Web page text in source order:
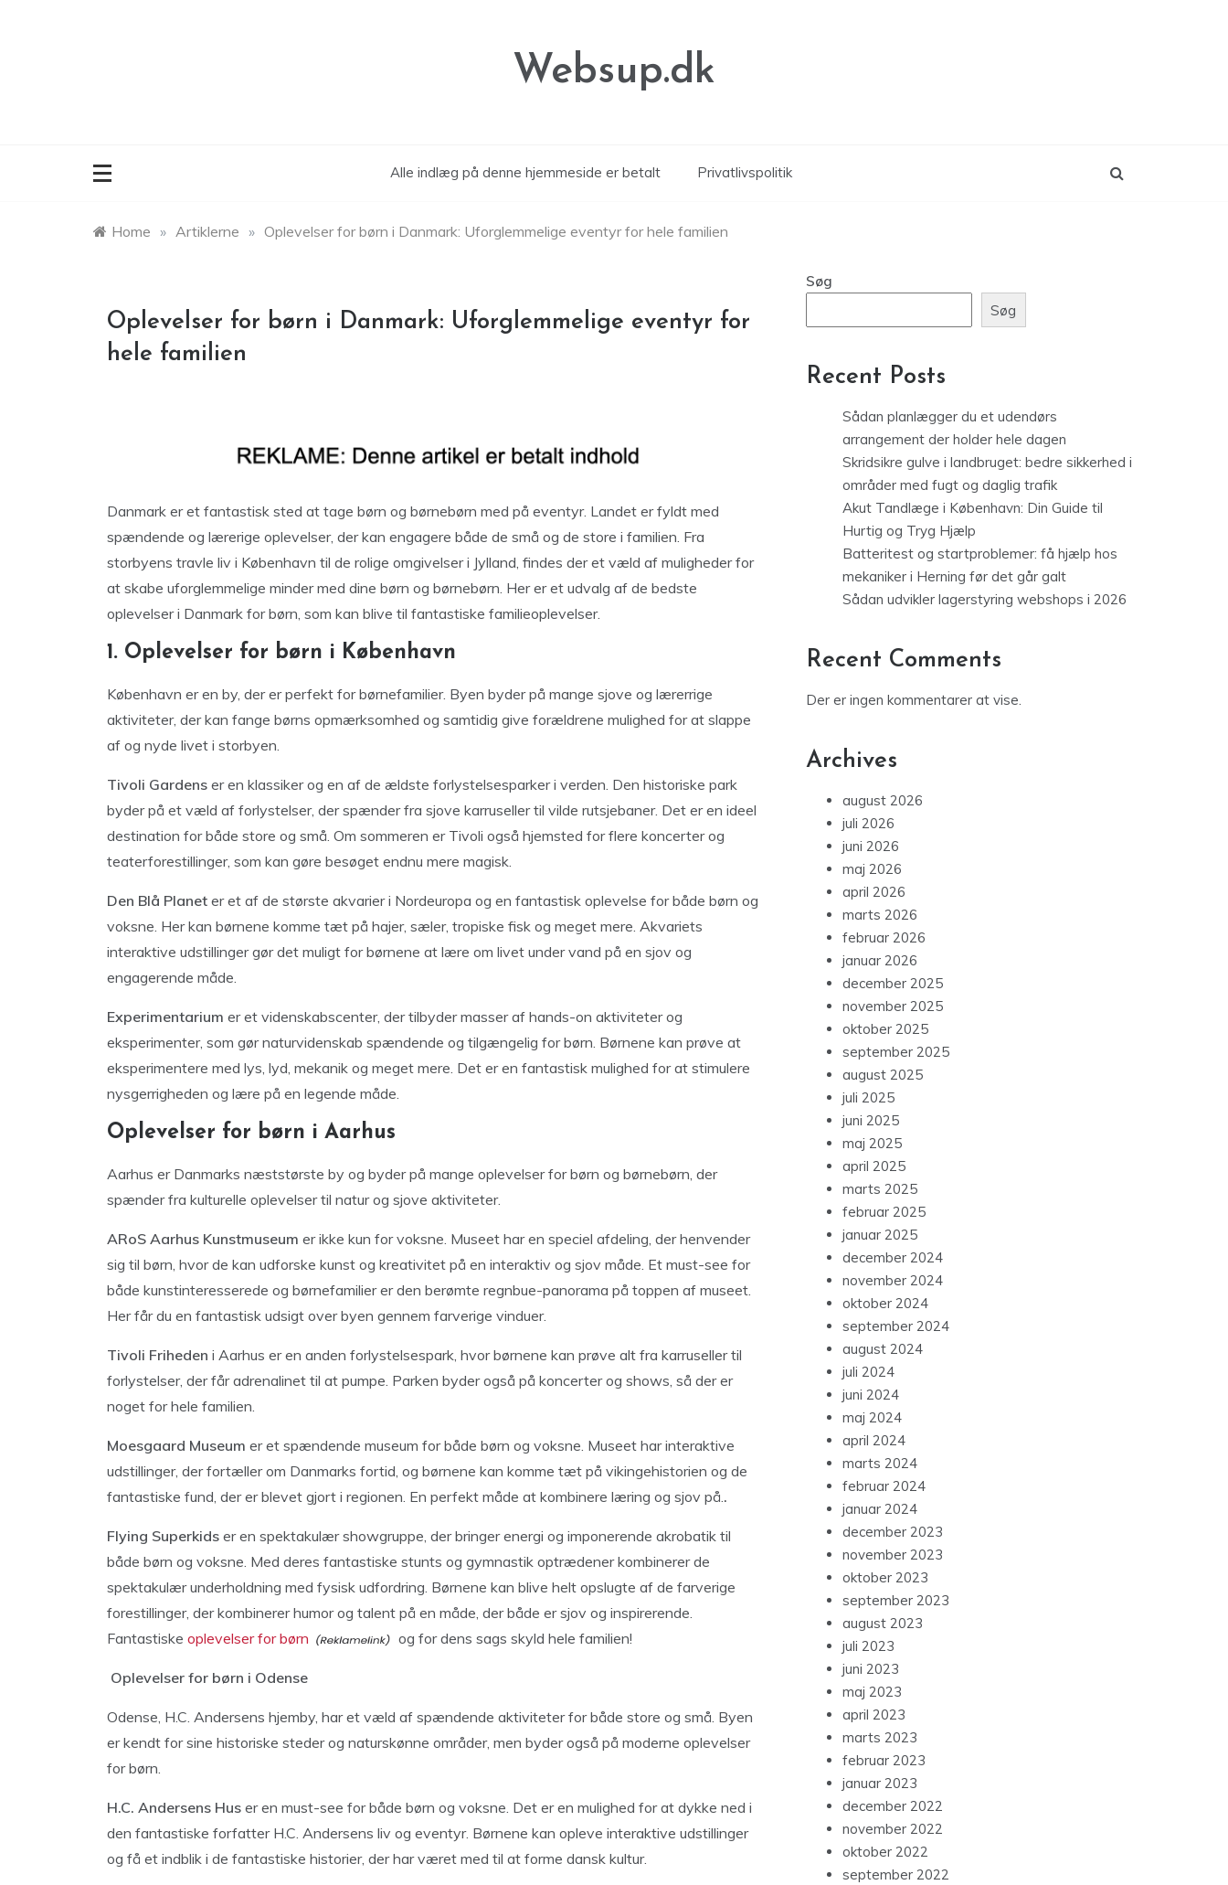
Websup.dk
Alle indlæg på denne hjemmeside er betalt Privatlivspolitik
Home » Artiklerne » Oplevelser for børn i Danmark: Uforglemmelige eventyr for hele familien
Oplevelser for børn i Danmark: Uforglemmelige eventyr for
hele familien
Danmark er et fantastisk sted at tage børn og børnebørn med på eventyr. Landet er fyldt med
spændende og lærerige oplevelser, der kan engagere både de små og de store i familien. Fra
storbyens travle liv i København til de rolige omgivelser i Jylland, findes der et væld af muligheder for
at skabe uforglemmelige minder med dine børn og børnebørn. Her er et udvalg af de bedste
oplevelser i Danmark for børn, som kan blive til fantastiske familieoplevelser.
1. Oplevelser for børn i København
København er en by, der er perfekt for børnefamilier. Byen byder på mange sjove og lærerrige
aktiviteter, der kan fange børns opmærksomhed og samtidig give forældrene mulighed for at slappe
af og nyde livet i storbyen.
Tivoli Gardens er en klassiker og en af de ældste forlystelsesparker i verden. Den historiske park
byder på et væld af forlystelser, der spænder fra sjove karruseller til vilde rutsjebaner. Det er en ideel
destination for både store og små. Om sommeren er Tivoli også hjemsted for flere koncerter og
teaterforestillinger, som kan gøre besøget endnu mere magisk.
Den Blå Planet er et af de største akvarier i Nordeuropa og en fantastisk oplevelse for både børn og
voksne. Her kan børnene komme tæt på hajer, sæler, tropiske fisk og meget mere. Akvariets
interaktive udstillinger gør det muligt for børnene at lære om livet under vand på en sjov og
engagerende måde.
Experimentarium er et videnskabscenter, der tilbyder masser af hands-on aktiviteter og
eksperimenter, som gør naturvidenskab spændende og tilgængelig for børn. Børnene kan prøve at
eksperimentere med lys, lyd, mekanik og meget mere. Det er en fantastisk mulighed for at stimulere
nysgerrigheden og lære på en legende måde.
Oplevelser for børn i Aarhus
Aarhus er Danmarks næststørste by og byder på mange oplevelser for børn og børnebørn, der
spænder fra kulturelle oplevelser til natur og sjove aktiviteter.
ARoS Aarhus Kunstmuseum er ikke kun for voksne. Museet har en speciel afdeling, der henvender
sig til børn, hvor de kan udforske kunst og kreativitet på en interaktiv og sjov måde. Et must-see for
både kunstinteresserede og børnefamilier er den berømte regnbue-panorama på toppen af museet.
Her får du en fantastisk udsigt over byen gennem farverige vinduer.
Tivoli Friheden i Aarhus er en anden forlystelsespark, hvor børnene kan prøve alt fra karruseller til
forlystelser, der får adrenalinet til at pumpe. Parken byder også på koncerter og shows, så der er
noget for hele familien.
Moesgaard Museum er et spændende museum for både børn og voksne. Museet har interaktive
udstillinger, der fortæller om Danmarks fortid, og børnene kan komme tæt på vikingehistorien og de
fantastiske fund, der er blevet gjort i regionen. En perfekt måde at kombinere læring og sjov på..
Flying Superkids er en spektakulær showgruppe, der bringer energi og imponerende akrobatik til
både børn og voksne. Med deres fantastiske stunts og gymnastik optrædener kombinerer de
spektakulær underholdning med fysisk udfordring. Børnene kan blive helt opslugte af de farverige
forestillinger, der kombinerer humor og talent på en måde, der både er sjov og inspirerende.
Fantastiske oplevelser for børn og for dens sags skyld hele familien!
Oplevelser for børn i Odense
Odense, H.C. Andersens hjemby, har et væld af spændende aktiviteter for både store og små. Byen
er kendt for sine historiske steder og naturskønne områder, men byder også på moderne oplevelser
for børn.
H.C. Andersens Hus er en must-see for både børn og voksne. Det er en mulighed for at dykke ned i
den fantastiske forfatter H.C. Andersens liv og eventyr. Børnene kan opleve interaktive udstillinger
og få et indblik i de fantastiske historier, der har været med til at forme dansk kultur.
Søg
Søg
Recent Posts
Sådan planlægger du et udendørs
arrangement der holder hele dagen
Skridsikre gulve i landbruget: bedre sikkerhed i
områder med fugt og daglig trafik
Akut Tandlæge i København: Din Guide til
Hurtig og Tryg Hjælp
Batteritest og startproblemer: få hjælp hos
mekaniker i Herning før det går galt
Sådan udvikler lagerstyring webshops i 2026
Recent Comments
Der er ingen kommentarer at vise.
Archives
august 2026
juli 2026
juni 2026
maj 2026
april 2026
marts 2026
februar 2026
januar 2026
december 2025
november 2025
oktober 2025
september 2025
august 2025
juli 2025
juni 2025
maj 2025
april 2025
marts 2025
februar 2025
januar 2025
december 2024
november 2024
oktober 2024
september 2024
august 2024
juli 2024
juni 2024
maj 2024
april 2024
marts 2024
februar 2024
januar 2024
december 2023
november 2023
oktober 2023
september 2023
august 2023
juli 2023
juni 2023
maj 2023
april 2023
marts 2023
februar 2023
januar 2023
december 2022
november 2022
oktober 2022
september 2022